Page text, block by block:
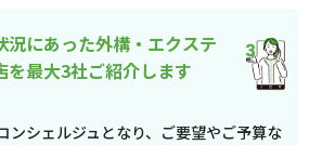
況にあった外構・エクステ
を最大3社ご紹介します
ンシェルジュとなり、ご要望やご予算な